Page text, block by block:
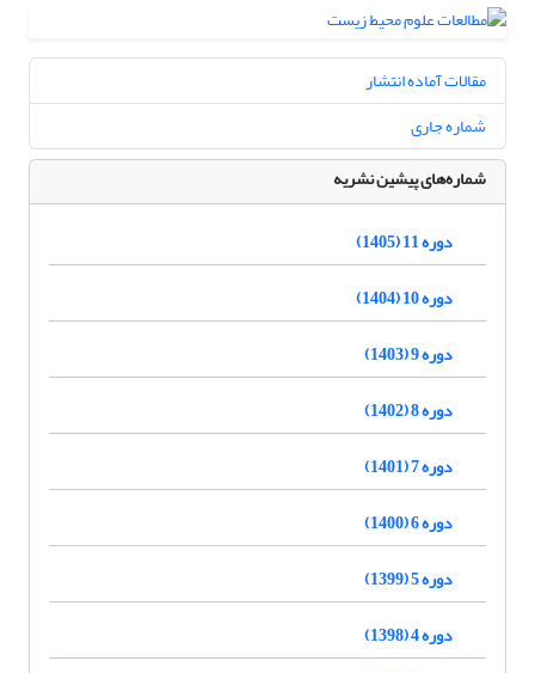
مقالات آماده انتشار
شماره جاری
شماره‌های پیشین نشریه
دوره 11 (1405)
دوره 10 (1404)
دوره 9 (1403)
دوره 8 (1402)
دوره 7 (1401)
دوره 6 (1400)
دوره 5 (1399)
دوره 4 (1398)